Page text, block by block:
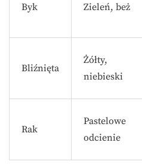
Byk Zieleń, beż
Bliźnięta
Żółty,
niebieski
Rak
Pastelowe
odcienie